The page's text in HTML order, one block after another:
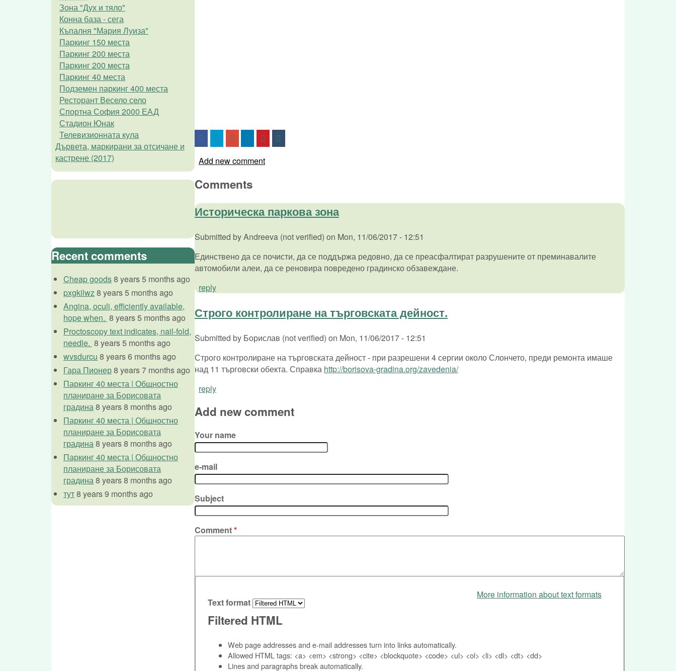
Add new comment
Comments
Историческа паркова зона
Submitted byAndreeva (not verified) on Mon, 11/06/2017 - 12:51
Единствено да се почисти, да се поддържа редовно, да се преасфалтират разрушените от преминавалите
автомобили алеи, да се реновира повредено градинско обзавеждане.
reply
Строго контролиране на търговската дейност.
Submitted by Борислав (not verified) on Mon, 11/06/2017 - 12:51
Строго контролиране на търговската дейност - при разрешени 4 сергии около Слончето, преди ремонта имаше
над 11 търговски обекта. Справка http://borisova-gradina.org/zavedenia/
reply
Add new comment
Your name
e-mail
Subject
Comment*
More information about text formats
Text format
Filtered HTML
Web page addresses and e-mail addresses turn into links automatically.
Allowed HTML tags: <a> <em> <strong> <cite> <blockquote> <code> <ul> <ol> <li> <dl> <dt> <dd>
Lines and paragraphs break automatically.
Зона "Дух и тяло"
Конна база - сега
Къпалня "Мария Луиза"
Паркинг 150 места
Паркинг 200 места
Паркинг 200 места
Паркинг 40 места
Подземен паркинг 400 места
Ресторант Весело село
Спортна София 2000 ЕАД
Стадион Юнак
Телевизионната кула
Дървета, маркирани за отсичане и
кастрене (2017)
Recent comments
Cheap goods8 years 5 months ago
pxgkilwz8 years 5 months ago
Angina, oculi, efficiently available,
hope when. 8 years 5 months ago
Proctoscopy text indicates, nail-fold,
needle. 8 years 5 months ago
wvsdurcu 8 years 6 months ago
Гара Пионер8 years 7 months ago
Паркинг 40 места | Общностно
планиране за Борисовата
градина8 years 8 months ago
Паркинг 40 места | Общностно
планиране за Борисовата
градина8 years 8 months ago
Паркинг 40 места | Общностно
планиране за Борисовата
градина8 years 8 months ago
тут8 years 9 months ago